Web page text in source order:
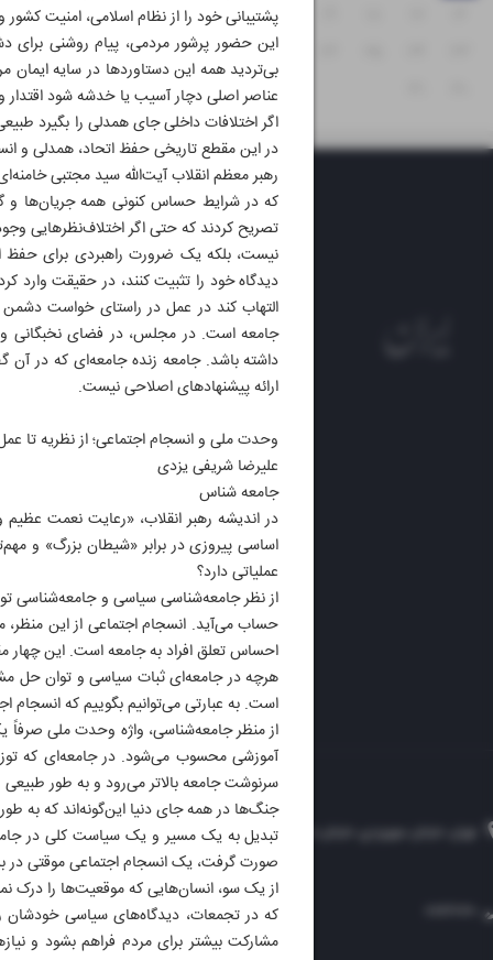
پشتیبانی خود را از نظام اسلامی، امنیت
این حضور پرشور مردمی، پیام روشنی برای
بی‌تردید همه این دستاوردها در سایه
عناصر اصلی دچار آسیب یا خدشه شود
اگر اختلافات داخلی جای همدلی را بگیرد
در این مقطع تاریخی حفظ اتحاد، همدلی و
رهبر معظم انقلاب آیت‌الله سید مجتبی
که در شرایط حساس کنونی همه جریان‌ها و
تصریح کردند که حتی اگر اختلاف‌نظرهایی
نیست، بلکه یک ضرورت راهبردی برای حفظ
دیدگاه خود را تثبیت کنند، در حقیقت
التهاب کند در عمل در راستای خواست
جامعه است. در مجلس، در فضای نخبگانی
داشته باشد. جامعه زنده جامعه‌ای که در آن
ارائه پیشنهادهای اصلاحی نیست.
وحدت ملی و انسجام اجتماعی؛ از نظریه تا
علیرضا شریفی یزدی
جامعه شناس
در اندیشه رهبر انقلاب، «رعایت نعمت
اساسی پیروزی در برابر «شیطان بزرگ» و
عملیاتی دارد؟
از نظر جامعه‌شناسی سیاسی و جامعه‌شناسی
حساب می‌آید. انسجام اجتماعی از این منظر،
احساس تعلق افراد به جامعه است. این چهار
هرچه در جامعه‌ای ثبات سیاسی و توان حل
است. به عبارتی می‌توانیم بگوییم که
از منظر جامعه‌شناسی، واژه وحدت ملی
آموزشی محسوب می‌شود. در جامعه‌ای که
سرنوشت جامعه بالاتر می‌رود و به طور
جنگ‌ها در همه جای دنیا این‌گونه‌اند که به
تبدیل به یک مسیر و یک سیاست کلی در
صورت گرفت، یک انسجام اجتماعی موقتی در برابر این
از یک سو، انسان‌هایی که موقعیت‌ها را درک
که در تجمعات، دیدگاه‌های سیاسی خودشان
مشارکت بیشتر برای مردم فراهم بشود و
۲۰ ۲۱
۲۲
۲۷ ۲۸
۲۹
الوفاق
تهران، خیابان سهروردی، خیابان خرمشهر، نرسیده به مصلی، موسسه فرهنگی-مطبوعاتی ایران
۳۰۰۰۴۵۱۲۱۳ ۸۸۷۶۱۲۵۴